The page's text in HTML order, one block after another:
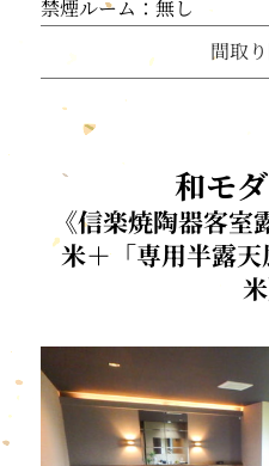
禁煙ルーム：無し
間取
和モ
《信楽焼陶器客
米＋「専用半露
米